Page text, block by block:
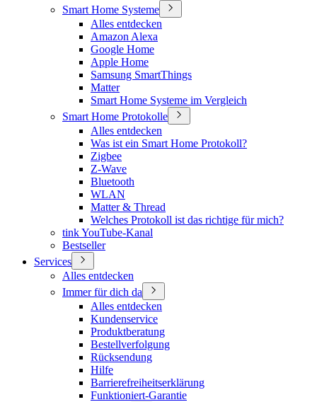
Smart Home Systeme
Alles entdecken
Amazon Alexa
Google Home
Apple Home
Samsung SmartThings
Matter
Smart Home Systeme im Vergleich
Smart Home Protokolle
Alles entdecken
Was ist ein Smart Home Protokoll?
Zigbee
Z-Wave
Bluetooth
WLAN
Matter & Thread
Welches Protokoll ist das richtige für mich?
tink YouTube-Kanal
Bestseller
Services
Alles entdecken
Immer für dich da
Alles entdecken
Kundenservice
Produktberatung
Bestellverfolgung
Rücksendung
Hilfe
Barrierefreiheitserklärung
Funktioniert-Garantie